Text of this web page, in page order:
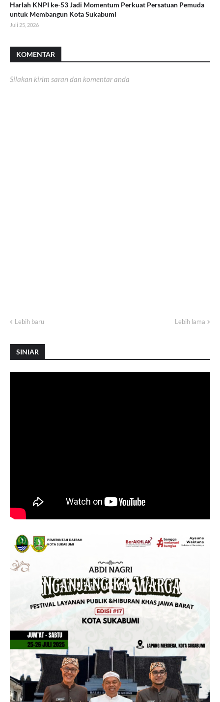
Harlah KNPI ke-53 Jadi Momentum Perkuat Persatuan Pemuda
untuk Membangun Kota Sukabumi
Juli 25, 2026
KOMENTAR
Silakan kirim saran dan komentar anda
Lebih baru Lebih lama
SINIAR